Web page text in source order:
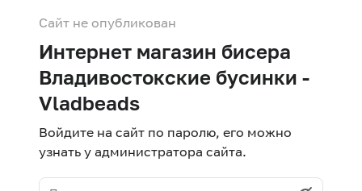
Сайт не опубликован
Интернет магазин бисера
Владивостокские бусинки -
Vladbeads
Войдите на сайт по паролю, его можно
узнать у администратора сайта.